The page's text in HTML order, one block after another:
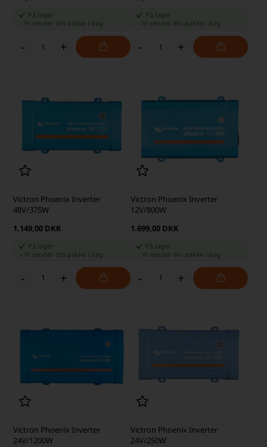
På lager
-Vi sender din pakke i dag
- +
På lager
Vi sender din pakke i dag
- +
Victron Phoenix Inverter
48V/375W
1.149,00 DKK
På lager
-Vi sender din pakke i dag
- +
Victron Phoenix Inverter
12V/800W
1.699,00 DKK
På lager
Vi sender din pakke i dag
- +
Victron Phoenix Inverter
24V/1200W
Victron Phoenix Inverter
24V/250W